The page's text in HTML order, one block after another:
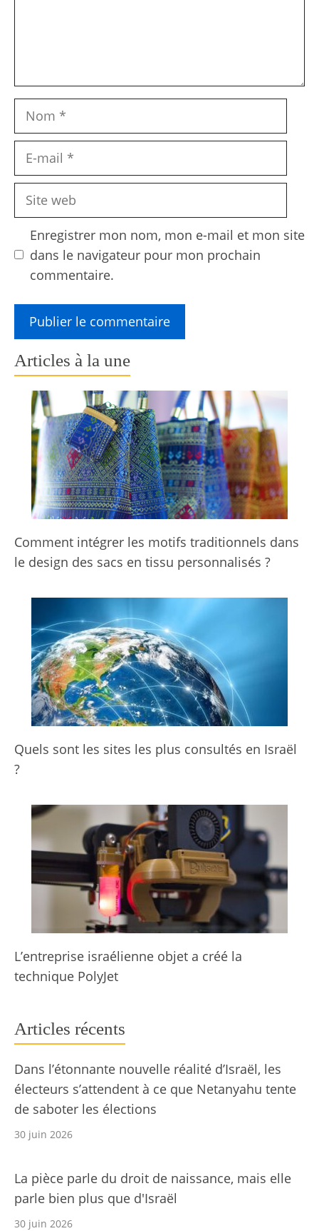
Nom
Site
Enregistrer mon nom, mon e-mail et mon site
dans le navigateur pour mon prochain
commentaire.
Articles à la une
Comment intégrer les motifs traditionnels dans
le design des sacs en tissu personnalisés ?
Quels sont les sites les plus consultés en Israël
?
L’entreprise israélienne objet a créé la
technique PolyJet
Articles récents
Dans l’étonnante nouvelle réalité d’Israël, les
électeurs s’attendent à ce que Netanyahu tente
de saboter les élections
30 juin 2026
La pièce parle du droit de naissance, mais elle
parle bien plus que d'Israël
30 juin 2026